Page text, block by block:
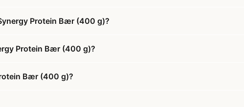
Protein Bær (400 g)?
Protein Bær (400 g)?
Bær (400 g)?